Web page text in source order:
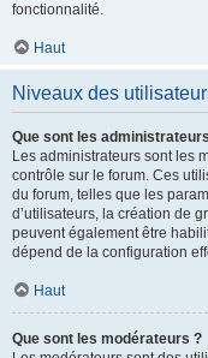
fonctionnalité.
Haut
Niveaux des
Que sont les
Les administrateurs sont les
contrôle sur le forum. Ces
du forum, telles que les
d’utilisateurs, la création de
peuvent également être
dépend de la configuration
Haut
Que sont les modérateurs ?